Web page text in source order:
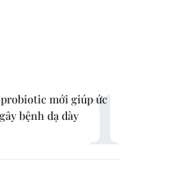
mới giúp ức
bệnh dạ dày